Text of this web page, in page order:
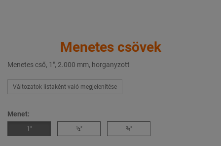
Menetes csövek
Menetes cső, 1", 2.000 mm, horganyzott
Változatok listaként való megjelenítése
Menet:
1″ ½″ ¾″